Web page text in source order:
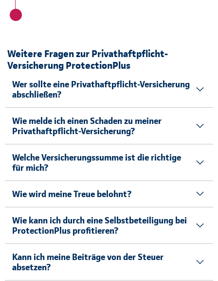
Weitere Fragen zur Privathaftpflicht-
Versicherung ProtectionPlus
Wer sollte eine Privathaftpflicht-Versicherung
abschließen?
Wie melde ich einen Schaden zu meiner
Privathaftpflicht-Versicherung?
Welche Versicherungssumme ist die richtige
für mich?
Wie wird meine Treue belohnt?
Wie kann ich durch eine Selbstbeteiligung bei
ProtectionPlus profitieren?
Kann ich meine Beiträge von der Steuer
absetzen?